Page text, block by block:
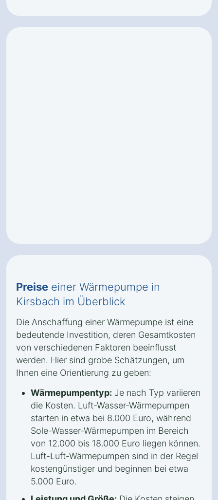
Preise einer Wärmepumpe in
Kirsbach im Überblick
Die Anschaffung einer Wärmepumpe ist eine
bedeutende Investition, deren Gesamtkosten
von verschiedenen Faktoren beeinflusst
werden. Hier sind grobe Schätzungen, um
Ihnen eine Orientierung zu geben:
Wärmepumpentyp: Je nach Typ variieren
die Kosten. Luft-Wasser-Wärmepumpen
starten in etwa bei 8.000 Euro, während
Sole-Wasser-Wärmepumpen im Bereich
von 12.000 bis 18.000 Euro liegen können.
Luft-Luft-Wärmepumpen sind in der Regel
kostengünstiger und beginnen bei etwa
5.000 Euro.